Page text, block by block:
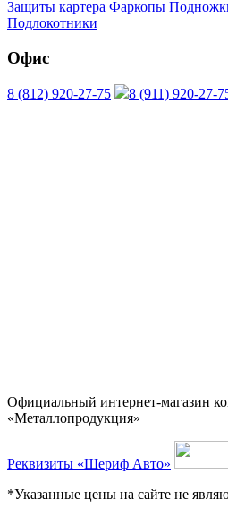
Защиты картера Фаркопы
Подлокотники
Офис
8 (812) 920-27-75 8 (911) 920-27-
Официальный интернет-магазин
«Металлопродукция»
Реквизиты «Шериф Авто»
*Указанные цены на сайте не